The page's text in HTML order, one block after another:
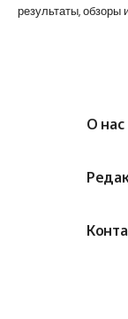
результаты, обзоры
О нас